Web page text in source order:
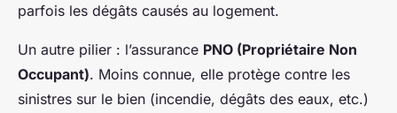
parfois les dégâts causés au logement.
Un autre pilier : l’assurance PNO (Propriétaire Non
Occupant). Moins connue, elle protège contre les
sinistres sur le bien (incendie, dégâts des eaux, etc.)